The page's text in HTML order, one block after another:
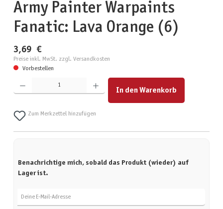
Army Painter Warpaints
Fanatic: Lava Orange (6)
3,69 €
Preise inkl. MwSt. zzgl. Versandkosten
Vorbestellen
Produkt Anzahl: Gib den gewünschten Wert ein oder benutze die Schaltflächen um die Anzahl zu
In den Warenkorb
Zum Merkzettel hinzufügen
Benachrichtige mich, sobald das Produkt (wieder) auf
Lager ist.